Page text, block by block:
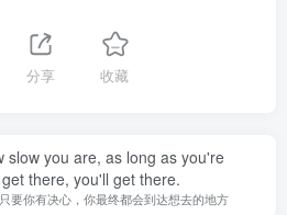
分享 收藏
slow you are, as long as you're
there, you'll get there.
要你有决心，你最终都会到达想去的地方